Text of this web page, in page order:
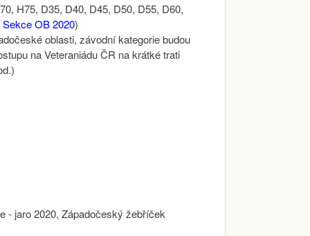
H75, D35, D40, D45, D50, D55, D60,
OB 2020)
oblasti, závodní kategorie budou
na Veteraniádu ČR na krátké trati
- jaro 2020, Západočeský žebříček